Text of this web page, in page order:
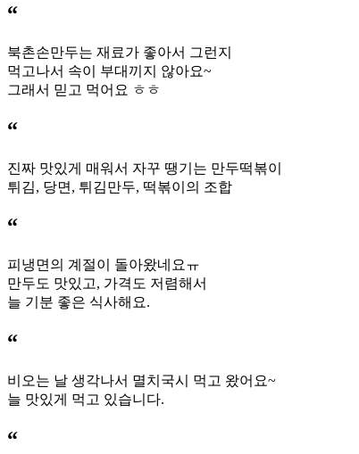
“
북촌손만두는 재료가 좋아서 그런지
먹고나서 속이 부대끼지 않아요~
그래서 믿고 먹어요 ㅎㅎ
“
진짜 맛있게 매워서 자꾸 땡기는 만두떡볶이
튀김, 당면, 튀김만두, 떡볶이의 조합
“
피냉면의 계절이 돌아왔네요ㅠ
만두도 맛있고, 가격도 저렴해서
늘 기분 좋은 식사해요.
“
비오는 날 생각나서 멸치국시 먹고 왔어요~
늘 맛있게 먹고 있습니다.
“